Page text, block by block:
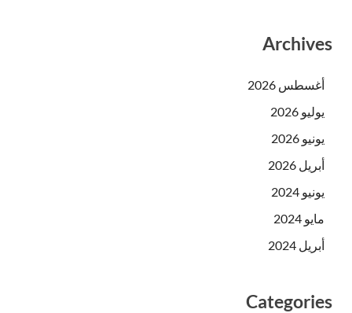
Archives
أغسطس 2026
يوليو 2026
يونيو 2026
أبريل 2026
يونيو 2024
مايو 2024
أبريل 2024
Categories